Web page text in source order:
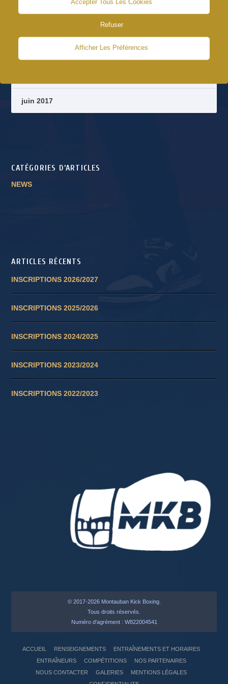
Accepter Tous Les Cookies
Refuser
Afficher Les Préférences
septembre 2017
juin 2017
CATÉGORIES D’ARTICLES
NEWS
ARTICLES RÉCENTS
INSCRIPTIONS 2026/2027
INSCRIPTIONS 2025/2026
INSCRIPTIONS 2024/2025
INSCRIPTIONS 2023/2024
INSCRIPTIONS 2022/2023
© 2017-2026 Montauban Kick Boxing.
Tous droits réservés.
Numéro d'agrément : W822004541
ACCUEIL RENSEIGNEMENTS
ENTRAÎNEMENTS ET HORAIRES
ENTRAÎNEURS
COMPÉTITIONS
NOS PARTENAIRES
NOUS CONTACTER
GALERIES
MENTIONS LÉGALES